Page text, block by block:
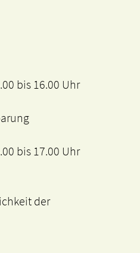
bis 16.00 Uhr
bis 17.00 Uhr
der